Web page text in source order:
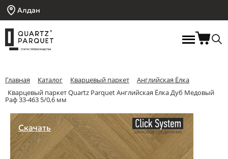
Алдан
Главная Каталог Кварцевый паркет
Английская Ёлка
Кварцевый паркет Quartz Parquet Английская Ёлка Дуб Медовый
Раф 33-463 5/0,6 мм
Скачать